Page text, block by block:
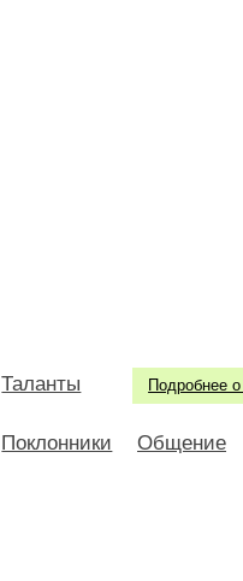
Подробнее о
Таланты
Поклонники Общение